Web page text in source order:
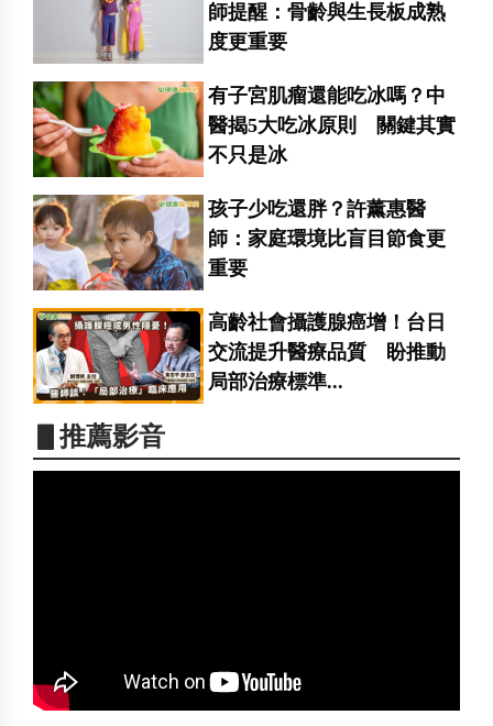
師提醒：骨齡與生長板成熟
度更重要
有子宮肌瘤還能吃冰嗎？中
醫揭5大吃冰原則 關鍵其實
不只是冰
孩子少吃還胖？許薰惠醫
師：家庭環境比盲目節食更
重要
高齡社會攝護腺癌增！台日
交流提升醫療品質 盼推動
局部治療標準...
▋推薦影音